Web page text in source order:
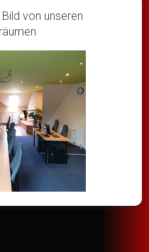
von unseren